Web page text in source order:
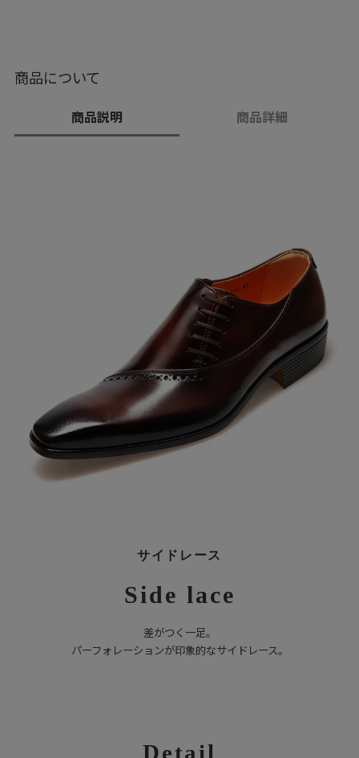
商品について
商品説明 商品詳細
サイドレース
Side lace
差がつく一足。
パーフォレーションが印象的なサイドレース。
Detail